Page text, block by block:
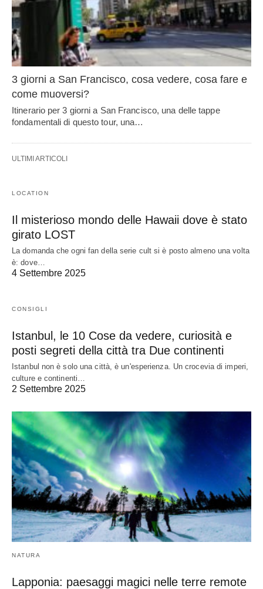
3 giorni a San Francisco, cosa vedere, cosa fare e
come muoversi?
Itinerario per 3 giorni a San Francisco, una delle tappe
fondamentali di questo tour, una…
ULTIMI ARTICOLI
LOCATION
Il misterioso mondo delle Hawaii dove è stato
girato LOST
La domanda che ogni fan della serie cult si è posto almeno una volta
è: dove…
4 Settembre 2025
CONSIGLI
Istanbul, le 10 Cose da vedere, curiosità e
posti segreti della città tra Due continenti
Istanbul non è solo una città, è un'esperienza. Un crocevia di imperi,
culture e continenti…
2 Settembre 2025
NATURA
Lapponia: paesaggi magici nelle terre remote